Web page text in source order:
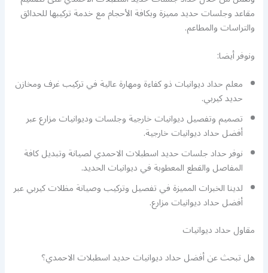
مقاعد وجلسات حديد مميزة وبكافة الأحجام مع خدمة تركيبها للحدائق
والتراسات والمطاعم.
ونوفر أيضا:
معلم حداد ديوانيات ذو كفاءة ومهارة عالية في تركيب غرف ومخازن
حديد كيربي.
تصميم وتفصيل ديوانيات خارجية وجلسات وديوانيات مزارع عبر
أفضل حداد ديوانيات خارجية.
نوفر حداد جلسات حديد اسطبلات الاحمدي لصيانة وتبديل كافة
المفاصل والقطع المعطوبة في ديوانيات الحديد.
لدينا الخبرات المميزة في تفصيل وتركيب وصيانة مظلات كيربي عبر
أفضل حداد ديوانيات مزارع.
مقاول حداد ديوانيات
هل تبحث عن أفضل حداد ديوانيات حديد اسطبلات الاحمدي؟